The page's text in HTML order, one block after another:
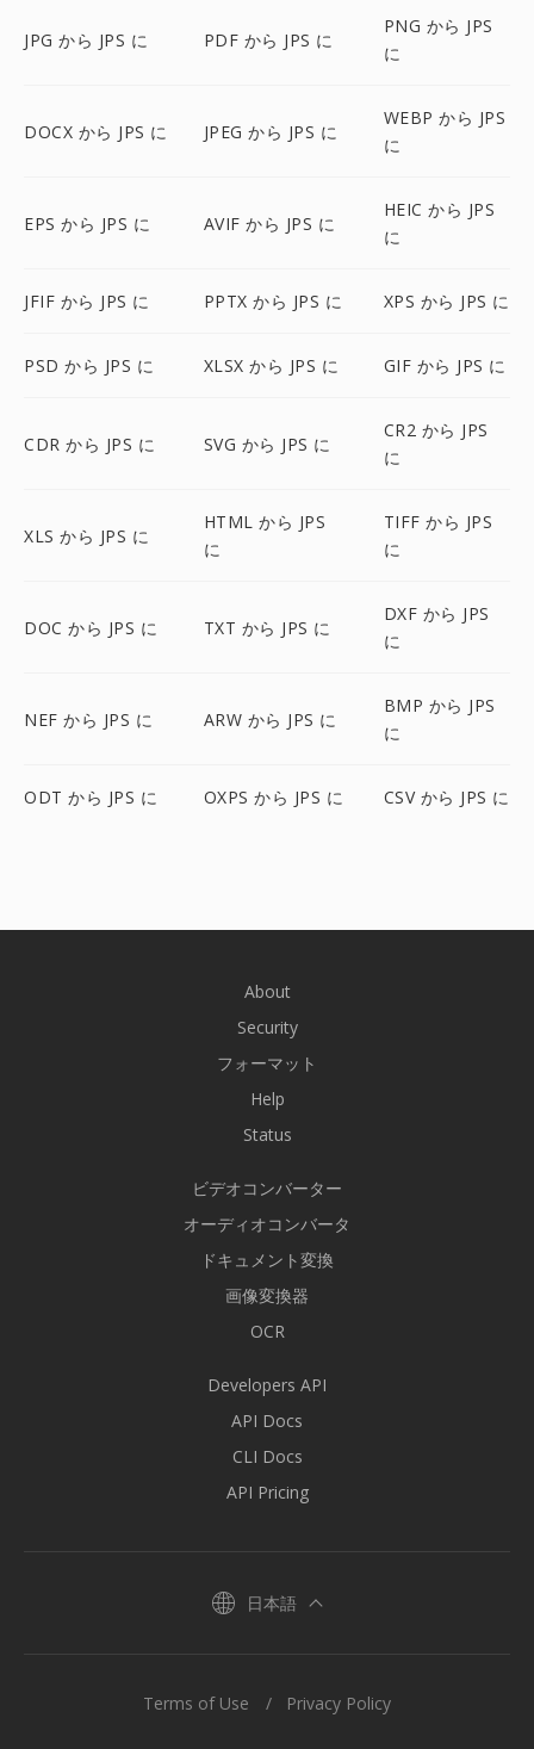
JPG から JPS に PDF から JPS に
PNG から JPS
に
DOCX から JPS に JPEG から JPS に
WEBP から JPS
に
EPS から JPS に AVIF から JPS に
HEIC から JPS
に
JFIF から JPS に PPTX から JPS に XPS から JPS に
PSD から JPS に XLSX から JPS に GIF から JPS に
CDR から JPS に SVG から JPS に
CR2 から JPS
に
XLS から JPS に
HTML から JPS
に
TIFF から JPS
に
DOC から JPS に TXT から JPS に
DXF から JPS
に
NEF から JPS に ARW から JPS に
BMP から JPS
に
ODT から JPS に OXPS から JPS に CSV から JPS に
About
Security
フォーマット
Help
Status
ビデオコンバーター
オーディオコンバータ
ドキュメント変換
画像変換器
OCR
Developers API
API Docs
CLI Docs
API Pricing
日本語
Terms of Use Privacy Policy